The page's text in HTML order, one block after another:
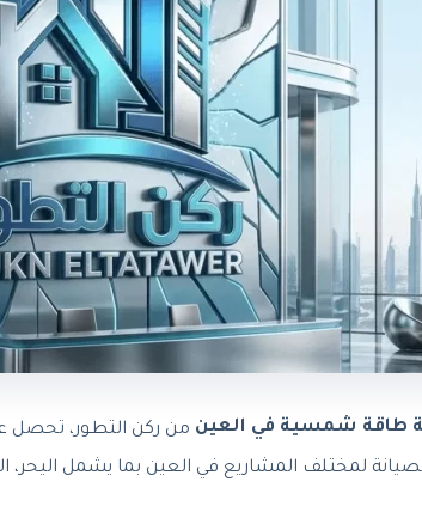
طاقة شمسية في العين من ركن التطور، تحصل
لمختلف المشاريع في العين بما يشمل اليحر،